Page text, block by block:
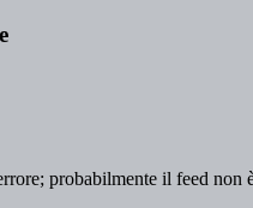
probabilmente il feed non